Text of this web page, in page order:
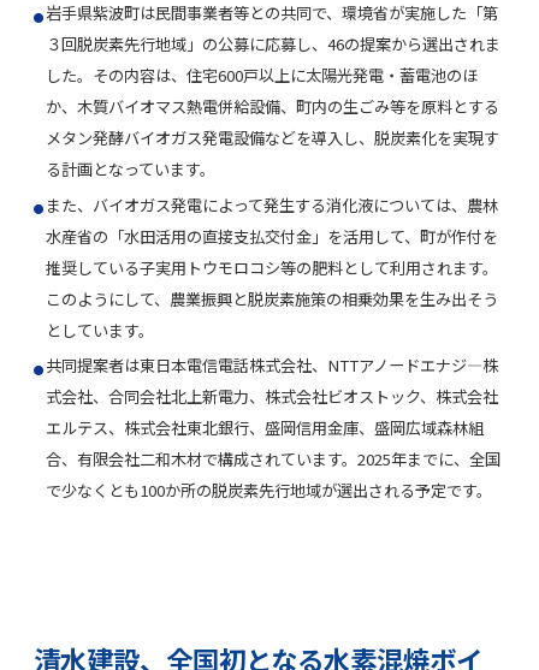
岩手県紫波町は民間事業者等との共同で、環境省が実施した「第
３回脱炭素先行地域」の公募に応募し、46の提案から選出されま
した。その内容は、住宅600戸以上に太陽光発電・蓄電池のほ
か、木質バイオマス熱電併給設備、町内の生ごみ等を原料とする
メタン発酵バイオガス発電設備などを導入し、脱炭素化を実現す
る計画となっています。
また、バイオガス発電によって発生する消化液については、農林
水産省の「水田活用の直接支払交付金」を活用して、町が作付を
推奨している子実用トウモロコシ等の肥料として利用されます。
このようにして、農業振興と脱炭素施策の相乗効果を生み出そう
としています。
共同提案者は東日本電信電話株式会社、NTTアノードエナジ―株
式会社、合同会社北上新電力、株式会社ビオストック、株式会社
エルテス、株式会社東北銀行、盛岡信用金庫、盛岡広域森林組
合、有限会社二和木材で構成されています。2025年までに、全国
で少なくとも100か所の脱炭素先行地域が選出される予定です。
清水建設、全国初となる水素混焼ボイ